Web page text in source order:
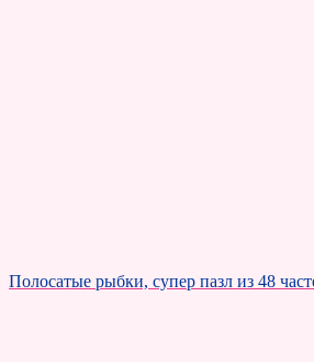
Полосатые рыбки, супер пазл из 48